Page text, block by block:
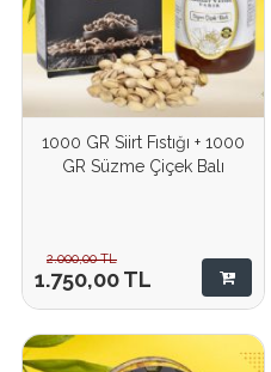
1000 GR Siirt Fıstığı + 1000
GR Süzme Çiçek Balı
2.000,00TL
1.750,00TL